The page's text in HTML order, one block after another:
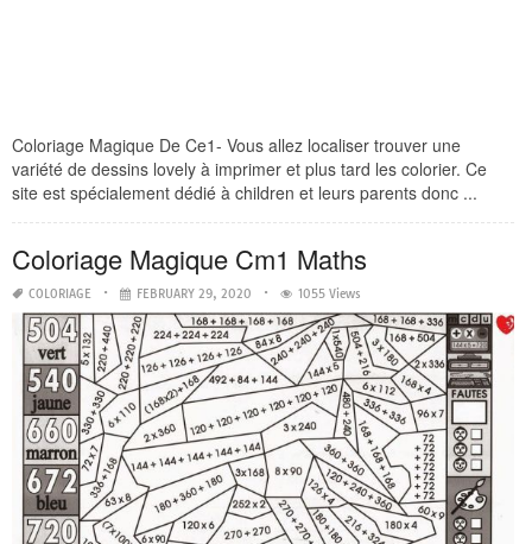
Coloriage Magique De Ce1- Vous allez localiser trouver une
variété de dessins lovely à imprimer et plus tard les colorier. Ce
site est spécialement dédié à children et leurs parents donc ...
Coloriage Magique Cm1 Maths
COLORIAGE FEBRUARY 29, 2020 1055 Views